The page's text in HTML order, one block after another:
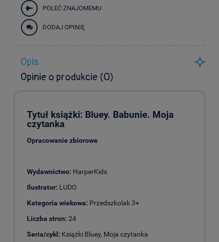
POLEĆ ZNAJOMEMU
DODAJ OPINIĘ
Opis
Opinie o produkcie (0)
Tytuł książki: Bluey. Babunie. Moja
czytanka
Opracowanie zbiorowe
Wydawnictwo: HarperKids
Ilustrator: LUDO
Kategoria wiekowa: Przedszkolak 3+
Liczba stron: 24
Seria/cykl: Książki Bluey, Moja czytanka